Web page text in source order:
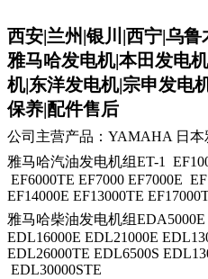
西安|兰州|银川 |西宁|乌鲁
雅马哈发电机|本田发电机
机|东洋发电机|宗申发电
保养|配件售后
公司主营产品：YAMAHA 日
雅马哈汽油发电机组ET-1
EF6000TE EF7000 EF7000E
EF14000E EF13000TE
雅马哈柴油发电机组
EDL16000E EDL21000E
EDL26000TE EDL6500S
EDL30000STE